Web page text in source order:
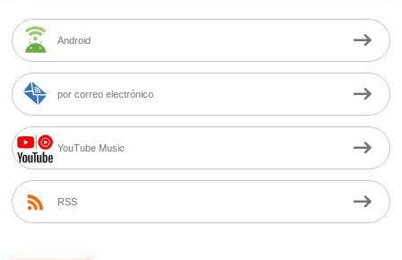
Android
por correo electrónico
YouTube Music
RSS